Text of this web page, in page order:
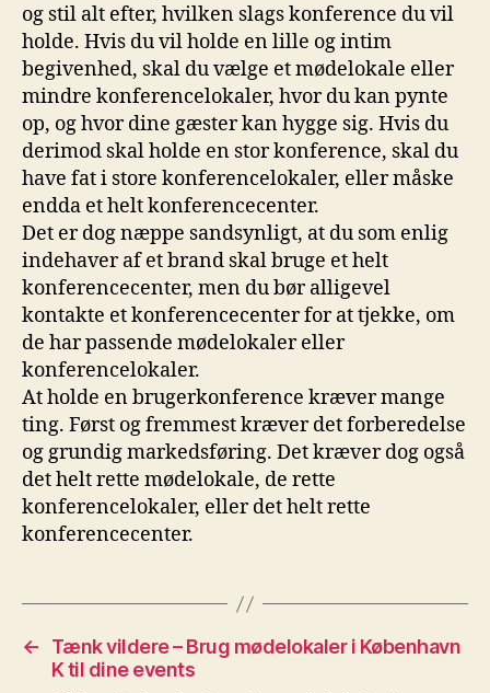
og stil alt efter, hvilken slags konference du vil
holde. Hvis du vil holde en lille og intim
begivenhed, skal du vælge et mødelokale eller
mindre konferencelokaler, hvor du kan pynte
op, og hvor dine gæster kan hygge sig. Hvis du
derimod skal holde en stor konference, skal du
have fat i store konferencelokaler, eller måske
endda et helt konferencecenter.
Det er dog næppe sandsynligt, at du som enlig
indehaver af et brand skal bruge et helt
konferencecenter, men du bør alligevel
kontakte et konferencecenter for at tjekke, om
de har passende mødelokaler eller
konferencelokaler.
At holde en brugerkonference kræver mange
ting. Først og fremmest kræver det forberedelse
og grundig markedsføring. Det kræver dog også
det helt rette mødelokale, de rette
konferencelokaler, eller det helt rette
konferencecenter.
←
Tænk vildere – Brug mødelokaler i København
K til dine events